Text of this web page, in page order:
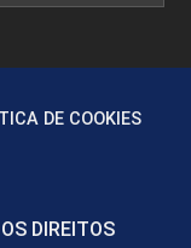
DE COOKIES
DIREITOS